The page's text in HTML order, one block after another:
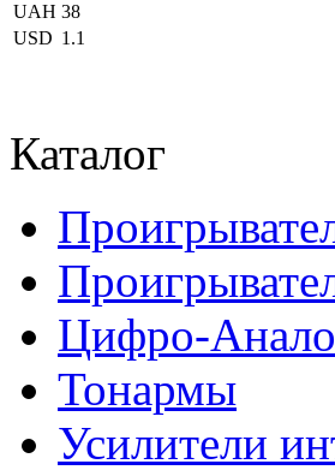
UAH 38
USD 1.1
Каталог
Цифро-
Тонармы
Усилители